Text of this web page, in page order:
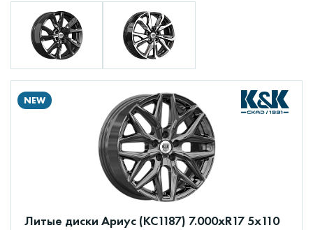
NEW
Литые диски Ариус (КС1187) 7.000xR17 5x110